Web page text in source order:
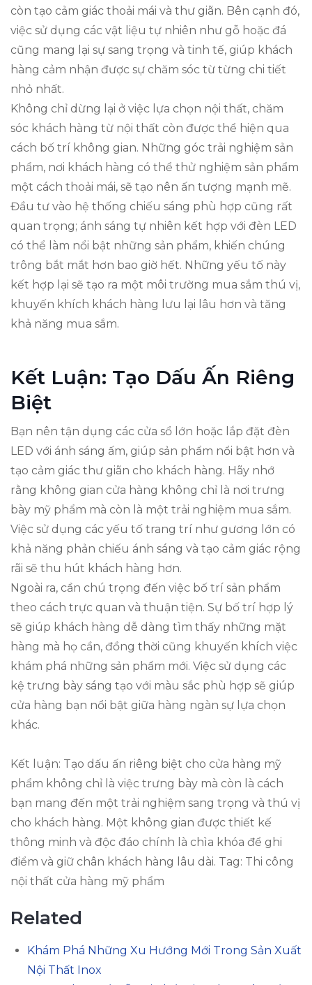
còn tạo cảm giác thoải mái và thư giãn. Bên cạnh đó,
việc sử dụng các vật liệu tự nhiên như gỗ hoặc đá
cũng mang lại sự sang trọng và tinh tế, giúp khách
hàng cảm nhận được sự chăm sóc từ từng chi tiết
nhỏ nhất.
Không chỉ dừng lại ở việc lựa chọn nội thất, chăm
sóc khách hàng từ nội thất còn được thể hiện qua
cách bố trí không gian. Những góc trải nghiệm sản
phẩm, nơi khách hàng có thể thử nghiệm sản phẩm
một cách thoải mái, sẽ tạo nên ấn tượng mạnh mẽ.
Đầu tư vào hệ thống chiếu sáng phù hợp cũng rất
quan trọng; ánh sáng tự nhiên kết hợp với đèn LED
có thể làm nổi bật những sản phẩm, khiến chúng
trông bắt mắt hơn bao giờ hết. Những yếu tố này
kết hợp lại sẽ tạo ra một môi trường mua sắm thú vị,
khuyến khích khách hàng lưu lại lâu hơn và tăng
khả năng mua sắm.
Kết Luận: Tạo Dấu Ấn Riêng
Biệt
Bạn nên tận dụng các cửa sổ lớn hoặc lắp đặt đèn
LED với ánh sáng ấm, giúp sản phẩm nổi bật hơn và
tạo cảm giác thư giãn cho khách hàng. Hãy nhớ
rằng không gian cửa hàng không chỉ là nơi trưng
bày mỹ phẩm mà còn là một trải nghiệm mua sắm.
Việc sử dụng các yếu tố trang trí như gương lớn có
khả năng phản chiếu ánh sáng và tạo cảm giác rộng
rãi sẽ thu hút khách hàng hơn.
Ngoài ra, cần chú trọng đến việc bố trí sản phẩm
theo cách trực quan và thuận tiện. Sự bố trí hợp lý
sẽ giúp khách hàng dễ dàng tìm thấy những mặt
hàng mà họ cần, đồng thời cũng khuyến khích việc
khám phá những sản phẩm mới. Việc sử dụng các
kệ trưng bày sáng tạo với màu sắc phù hợp sẽ giúp
cửa hàng bạn nổi bật giữa hàng ngàn sự lựa chọn
khác.
Kết luận: Tạo dấu ấn riêng biệt cho cửa hàng mỹ
phẩm không chỉ là việc trưng bày mà còn là cách
bạn mang đến một trải nghiệm sang trọng và thú vị
cho khách hàng. Một không gian được thiết kế
thông minh và độc đáo chính là chìa khóa để ghi
điểm và giữ chân khách hàng lâu dài. Tag: Thi công
nội thất cửa hàng mỹ phẩm
Related
Khám Phá Những Xu Hướng Mới Trong Sản Xuất
Nội Thất Inox